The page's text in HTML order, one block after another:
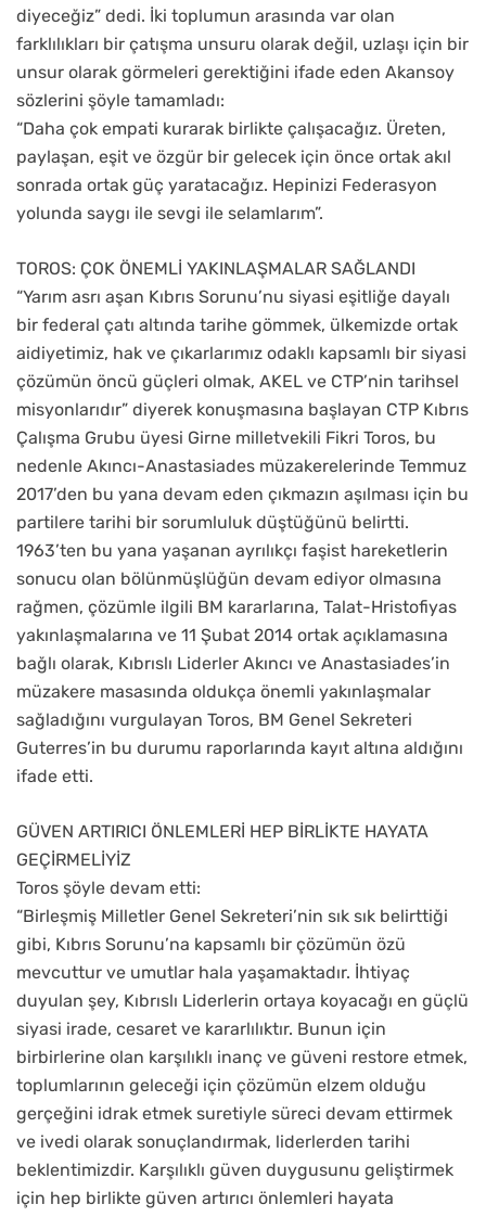
diyeceğiz” dedi. İki toplumun arasında var olan
farklılıkları bir çatışma unsuru olarak değil, uzlaşı için bir
unsur olarak görmeleri gerektiğini ifade eden Akansoy
sözlerini şöyle tamamladı:
“Daha çok empati kurarak birlikte çalışacağız. Üreten,
paylaşan, eşit ve özgür bir gelecek için önce ortak akıl
sonrada ortak güç yaratacağız. Hepinizi Federasyon
yolunda saygı ile sevgi ile selamlarım”.
TOROS: ÇOK ÖNEMLİ YAKINLAŞMALAR SAĞLANDI
“Yarım asrı aşan Kıbrıs Sorunu’nu siyasi eşitliğe dayalı
bir federal çatı altında tarihe gömmek, ülkemizde ortak
aidiyetimiz, hak ve çıkarlarımız odaklı kapsamlı bir siyasi
çözümün öncü güçleri olmak, AKEL ve CTP’nin tarihsel
misyonlarıdır” diyerek konuşmasına başlayan CTP Kıbrıs
Çalışma Grubu üyesi Girne milletvekili Fikri Toros, bu
nedenle Akıncı-Anastasiades müzakerelerinde Temmuz
2017’den bu yana devam eden çıkmazın aşılması için bu
partilere tarihi bir sorumluluk düştüğünü belirtti.
1963’ten bu yana yaşanan ayrılıkçı faşist hareketlerin
sonucu olan bölünmüşlüğün devam ediyor olmasına
rağmen, çözümle ilgili BM kararlarına, Talat-Hristofiyas
yakınlaşmalarına ve 11 Şubat 2014 ortak açıklamasına
bağlı olarak, Kıbrıslı Liderler Akıncı ve Anastasiades’in
müzakere masasında oldukça önemli yakınlaşmalar
sağladığını vurgulayan Toros, BM Genel Sekreteri
Guterres’in bu durumu raporlarında kayıt altına aldığını
ifade etti.
GÜVEN ARTIRICI ÖNLEMLERİ HEP BİRLİKTE HAYATA
GEÇİRMELİYİZ
Toros şöyle devam etti:
“Birleşmiş Milletler Genel Sekreteri’nin sık sık belirttiği
gibi, Kıbrıs Sorunu’na kapsamlı bir çözümün özü
mevcuttur ve umutlar hala yaşamaktadır. İhtiyaç
duyulan şey, Kıbrıslı Liderlerin ortaya koyacağı en güçlü
siyasi irade, cesaret ve kararlılıktır. Bunun için
birbirlerine olan karşılıklı inanç ve güveni restore etmek,
toplumlarının geleceği için çözümün elzem olduğu
gerçeğini idrak etmek suretiyle süreci devam ettirmek
ve ivedi olarak sonuçlandırmak, liderlerden tarihi
beklentimizdir. Karşılıklı güven duygusunu geliştirmek
için hep birlikte güven artırıcı önlemleri hayata